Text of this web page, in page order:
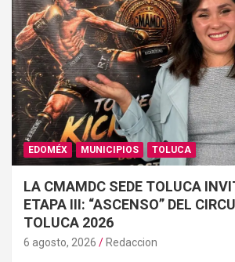
EDOMÉX MUNICIPIOS TOLUCA
LA CMAMDC SEDE TOLUCA
ETAPA III: “ASCENSO” DEL
TOLUCA 2026
6 agosto, 2026 Redaccion